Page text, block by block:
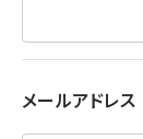
メールアドレス